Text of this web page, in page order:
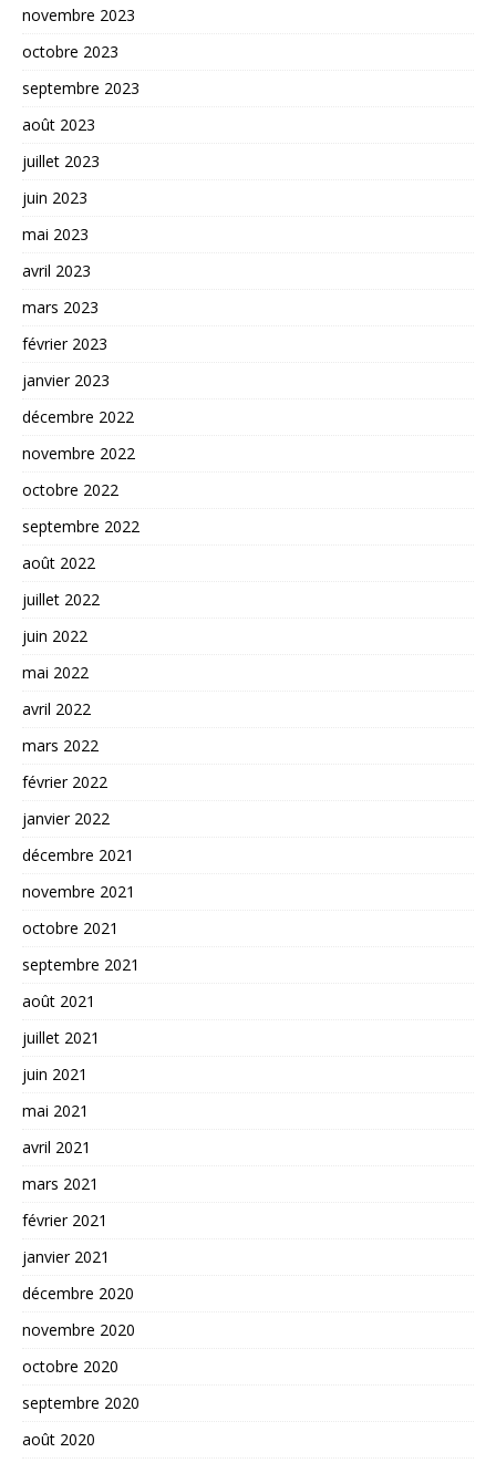
novembre 2023
octobre 2023
septembre 2023
août 2023
juillet 2023
juin 2023
mai 2023
avril 2023
mars 2023
février 2023
janvier 2023
décembre 2022
novembre 2022
octobre 2022
septembre 2022
août 2022
juillet 2022
juin 2022
mai 2022
avril 2022
mars 2022
février 2022
janvier 2022
décembre 2021
novembre 2021
octobre 2021
septembre 2021
août 2021
juillet 2021
juin 2021
mai 2021
avril 2021
mars 2021
février 2021
janvier 2021
décembre 2020
novembre 2020
octobre 2020
septembre 2020
août 2020